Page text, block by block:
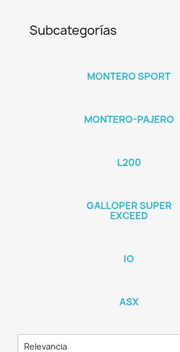
Subcategorías
MONTERO SPORT
MONTERO-PAJERO
L200
GALLOPER SUPER
EXCEED
IO
ASX
Relevancia